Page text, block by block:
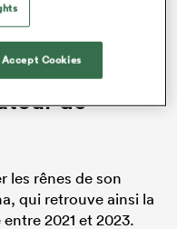
de
les rênes de son
qui retrouve ainsi la
2021 et 2023.
Accept Cookies